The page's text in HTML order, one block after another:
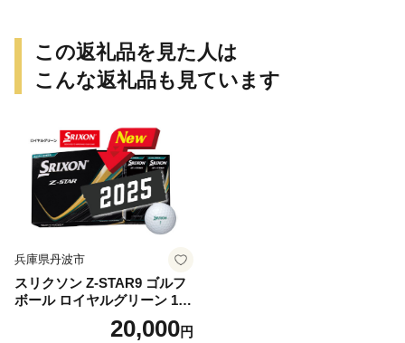
この返礼品を見た人は
こんな返礼品も見ています
兵庫県丹波市
スリクソン Z-STAR9 ゴルフ
ボール ロイヤルグリーン 1ダ
ース 12球 兵庫県丹波市 ふる
20,000円